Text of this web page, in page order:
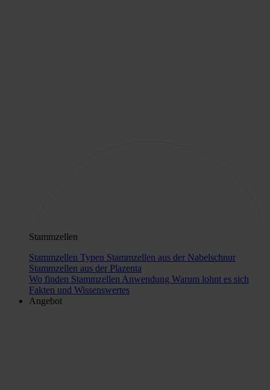
Stammzellen
Stammzellen Typen Stammzellen aus der Nabelschnur
Stammzellen aus der Plazenta
Wo finden Stammzellen Anwendung Warum lohnt es sich
Fakten und Wissenswertes
Angebot